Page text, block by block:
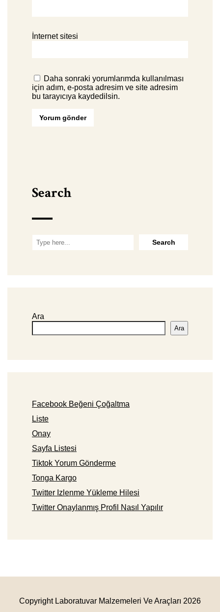
İnternet sitesi
Daha sonraki yorumlarımda kullanılması
için adım, e-posta adresim ve site adresim
bu tarayıcıya kaydedilsin.
Search
Ara
Ara
Facebook Beğeni Çoğaltma
Liste
Onay
Sayfa Listesi
Tiktok Yorum Gönderme
Tonga Kargo
Twitter Izlenme Yükleme Hilesi
Twitter Onaylanmış Profil Nasıl Yapılır
Copyright Laboratuvar Malzemeleri Ve Araçları 2026